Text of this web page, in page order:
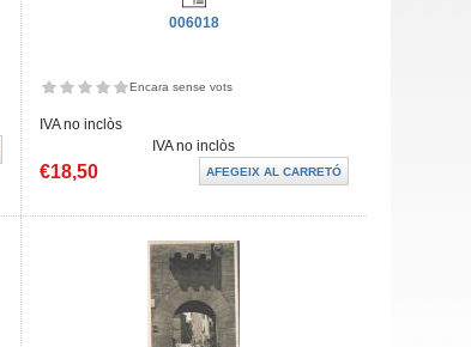
006018
Encara sense vots
IVA no inclòs
IVA no inclòs
€18,50